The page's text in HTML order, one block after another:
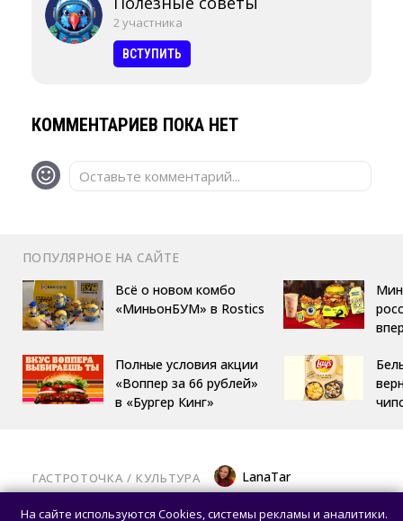
2 участника
ВСТУПИТЬ
КОММЕНТАРИЕВ ПОКА НЕТ
Оставьте комментарий...
ПОПУЛЯРНОЕ НА САЙТЕ
Всё о новом комбо
«МиньонБУМ» в Rostics
Полные условия акции
«Воппер за 66 рублей»
в «Бургер Кинг»
ГАСТРОТОЧКА / КУЛЬТУРА LanaTar
Китайский фастфуд и каллиграфия:
На сайте используются Cookies, системы рекламы и аналитики.